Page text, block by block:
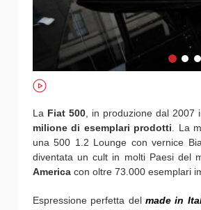
La Fiat 500 , in produzione dal
milione di esemplari prodotti . La
una 500 1.2 Lounge con vernice
diventata un cult in molti Paesi del
America con oltre 73.000 esemplari
Espressione perfetta del made in